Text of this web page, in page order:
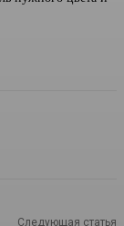
Следующая статья